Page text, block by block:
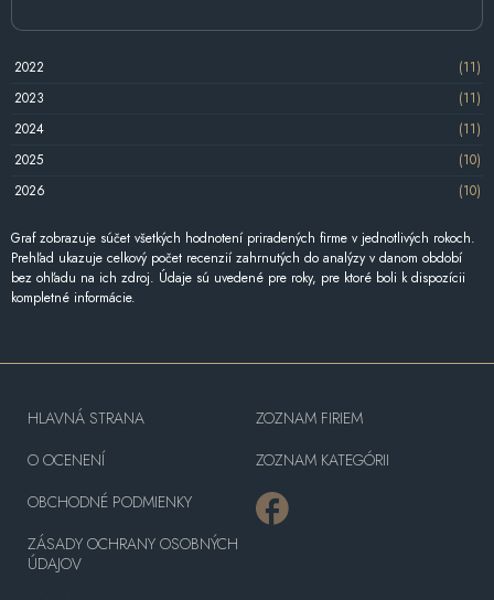
2022
(11)
2023
(11)
2024
(11)
2025
(10)
2026
(10)
Graf zobrazuje súčet všetkých hodnotení priradených firme v jednotlivých rokoch.
Prehľad ukazuje celkový počet recenzií zahrnutých do analýzy v danom období
bez ohľadu na ich zdroj. Údaje sú uvedené pre roky, pre ktoré boli k dispozícii
kompletné informácie.
HLAVNÁ STRANA
O OCENENÍ
OBCHODNÉ PODMIENKY
ZÁSADY OCHRANY OSOBNÝCH
ÚDAJOV
ZOZNAM FIRIEM
ZOZNAM KATEGÓRII